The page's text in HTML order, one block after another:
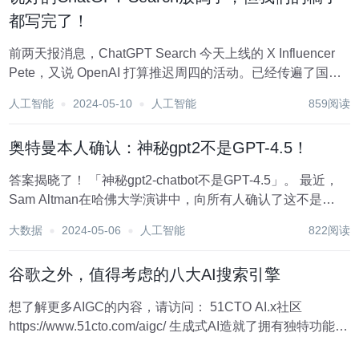
都写完了！
前两天报消息，ChatGPT Search 今天上线的 X Influencer
Pete，又说 OpenAI 打算推迟周四的活动。已经传遍了国内
写都写了，想想还是发出来吧，毕竟影响不大。...
人工智能 2024-05-10 人工智能 859阅读
奥特曼本人确认：神秘gpt2不是GPT-4.5！
答案揭晓了！ 「神秘gpt2-chatbot不是GPT-4.5」。 最近，
Sam Altman在哈佛大学演讲中，向所有人确认了这不是
LLM竞技场chat.lmsys.org现身，展现...
大数据 2024-05-06 人工智能 822阅读
谷歌之外，值得考虑的八大AI搜索引擎
想了解更多AIGC的内容，请访问： 51CTO AI.x社区
https://www.51cto.com/aigc/ 生成式AI造就了拥有独特功能和